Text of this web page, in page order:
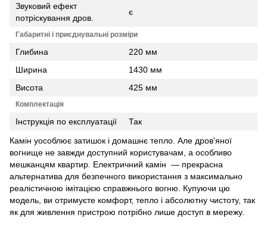
Звуковий ефект
потріскування дров.
є
Габаритні і приєднувальні розміри
Глибина
220 мм
Ширина
1430 мм
Висота
425 мм
Комплектація
Інструкція по експлуатації
Так
Камін уособлює затишок і домашнє тепло. Але дров'яної
вогнище не завжди доступний користувачам, а особливо
мешканцям квартир. Електричний камін — прекрасна
альтернатива для безпечного використання з максимально
реалістичною імітацією справжнього вогню. Купуючи цю
модель, ви отримуєте комфорт, тепло і абсолютну чистоту, так
як для живлення пристрою потрібно лише доступ в мережу.